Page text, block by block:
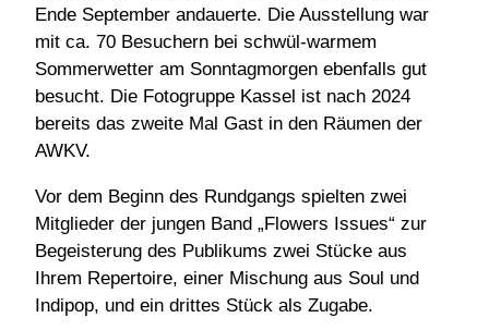
Ende September andauerte. Die Ausstellung war
mit ca. 70 Besuchern bei schwül-warmem
Sommerwetter am Sonntagmorgen ebenfalls gut
besucht. Die Fotogruppe Kassel ist nach 2024
bereits das zweite Mal Gast in den Räumen der
AWKV.
Vor dem Beginn des Rundgangs spielten zwei
Mitglieder der jungen Band „Flowers Issues“ zur
Begeisterung des Publikums zwei Stücke aus
Ihrem Repertoire, einer Mischung aus Soul und
Indipop, und ein drittes Stück als Zugabe.